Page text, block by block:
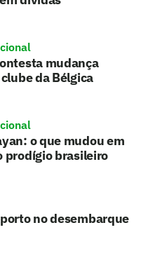
mudança
da Bélgica
o que mudou em
prodígio brasileiro
no desembarque